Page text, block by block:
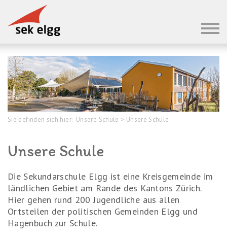
Sie befinden sich hier: Unsere Schule > Unsere Schule
Unsere Schule
Die Sekundarschule Elgg ist eine Kreisgemeinde im
ländlichen Gebiet am Rande des Kantons Zürich.
Hier gehen rund 200 Jugendliche aus allen
Ortsteilen der politischen Gemeinden Elgg und
Hagenbuch zur Schule.